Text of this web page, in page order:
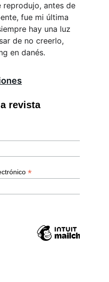
reprodujo, antes de
fue mi última
hay una luz
de no creerlo,
en danés.